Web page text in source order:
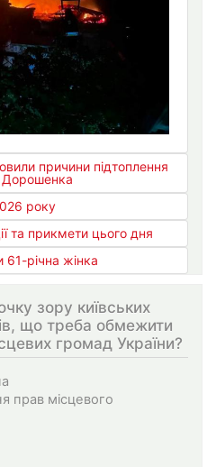
причини підтоплення
Дорошенка
року
та прикмети цього дня
61-річна жінка
зору київських
що треба обмежити
громад України?
прав місцевого